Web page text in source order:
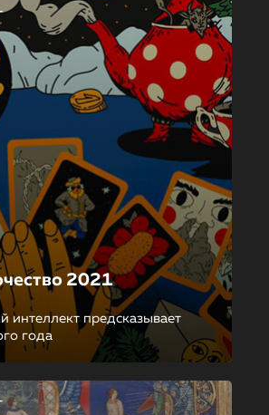
2021
интеллект предсказывает
года